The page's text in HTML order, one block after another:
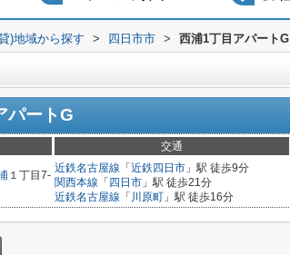
)地域から探す > 四日市市 > 西浦1丁目アパートG
パートG
交通
１丁目7-
近鉄名古屋線 「 近鉄四日市 」駅 徒歩9分
関西本線 「 四日市 」駅 徒歩21分
近鉄名古屋線 「 川原町 」駅 徒歩16分